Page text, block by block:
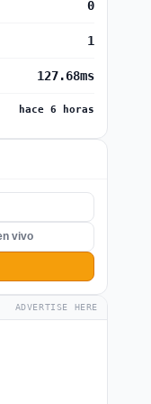
0
1
127.68ms
hace 6 horas
vivo
ADVERTISE HERE